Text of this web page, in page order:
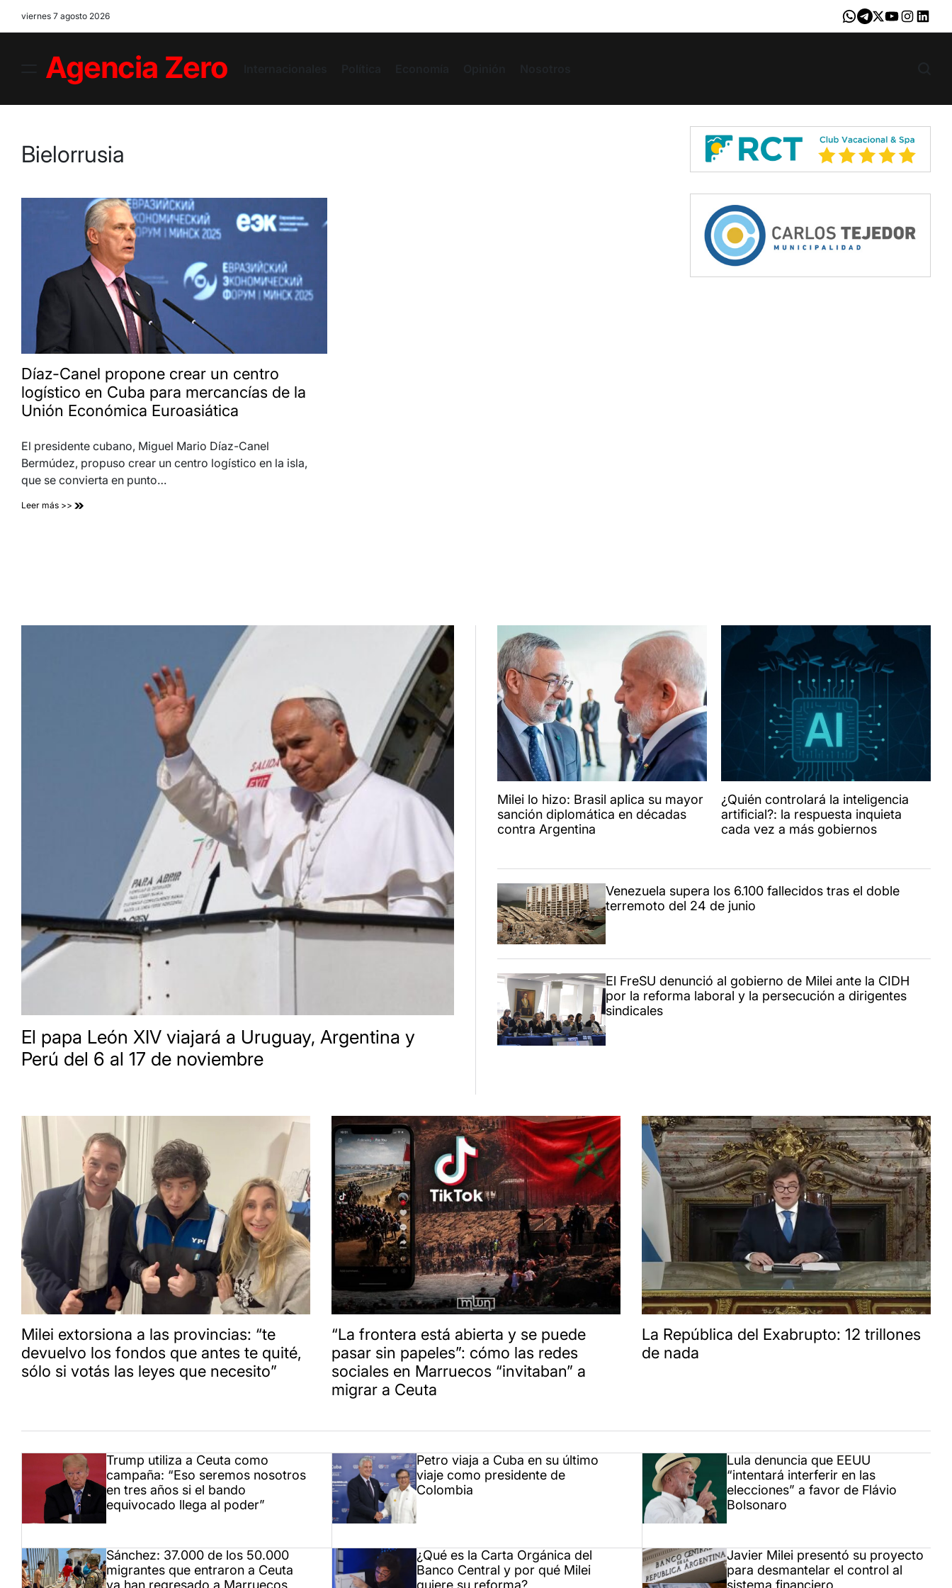
viernes 7 agosto 2026 Whatsapp
Telegram
X YoutubeInstagram
Menu
Agencia
Bielorrusia
Díaz-Canel propone crear un centro
logístico en Cuba para mercancías de la
Unión Económica Euroasiática
El presidente cubano, Miguel Mario Díaz-Canel
Bermúdez, propuso crear un centro logístico en la isla,
que se convierta en punto…
Leer más >>
El papa León XIV viajará a Uruguay, Argentina y
Perú del 6 al 17 de noviembre
Milei lo hizo: Brasil aplica su mayor
sanción diplomática en décadas
contra Argentina
¿Quién controlará la inteligencia
artificial?: la respuesta inquieta
cada vez a más gobiernos
Venezuela supera los 6.100 fallecidos tras el doble
terremoto del 24 de junio
El FreSU denunció al gobierno de Milei ante la CIDH
por la reforma laboral y la persecución a dirigentes
sindicales
Milei extorsiona a las provincias: “te
devuelvo los fondos que antes te quité,
sólo si votás las leyes que necesito”
“La frontera está abierta y se puede
pasar sin papeles”: cómo las redes
sociales en Marruecos “invitaban” a
migrar a Ceuta
La República del Exabrupto: 12 trillones
de nada
Trump utiliza a Ceuta como
campaña: “Eso seremos nosotros
en tres años si el bando
equivocado llega al poder”
Petro viaja a Cuba en su último
viaje como presidente de
Colombia
Lula denuncia que EEUU
“intentará interferir en las
elecciones” a favor de Flávio
Bolsonaro
Sánchez: 37.000 de los 50.000
migrantes que entraron a Ceuta
ya han regresado a Marruecos
¿Qué es la Carta Orgánica del
Banco Central y por qué Milei
quiere su reforma?
Javier Milei presentó su proyecto
para desmantelar el control al
sistema financiero